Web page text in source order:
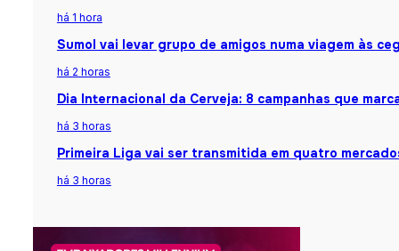
há 1 hora
Sumol vai levar grupo de amigos numa viagem às
há 2 horas
Dia Internacional da Cerveja: 8 campanhas que
há 3 horas
Primeira Liga vai ser transmitida em quatro
há 3 horas